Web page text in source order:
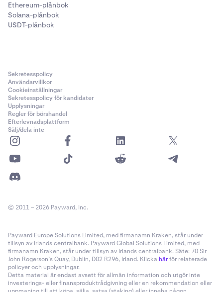
Ethereum-plånbok
Solana-plånbok
USDT-plånbok
Sekretesspolicy
Användarvillkor
Cookieinställningar
Sekretesspolicy för kandidater
Upplysningar
Regler för börshandel
Efterlevnadsplattform
Sälj/dela inte
© 2011 – 2026 Payward, Inc.
Payward Europe Solutions Limited, med firmanamn Kraken, står under
tillsyn av Irlands centralbank. Payward Global Solutions Limited, med
firmanamn Kraken, står under tillsyn av Irlands centralbank. Säte: 70 Sir
John Rogerson’s Quay, Dublin, D02 R296, Irland. Klicka härför relaterade
policyer och upplysningar.
Detta material är endast avsett för allmän information och utgör inte
investerings- eller finansproduktrådgivning eller en rekommendation eller